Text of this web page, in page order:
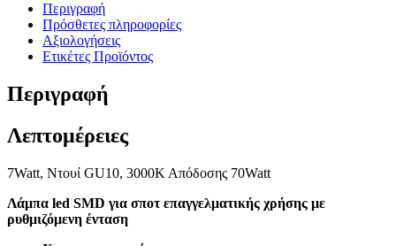
Περιγραφή
Πρόσθετες πληροφορίες
Αξιολογήσεις
Ετικέτες Προϊόντος
Περιγραφή
Λεπτομέρειες
7Watt, Ντουί GU10, 3000Κ Απόδοσης 70Watt
Λάμπα led SMD για σποτ επαγγελματικής χρήσης με
ρυθμιζόμενη ένταση